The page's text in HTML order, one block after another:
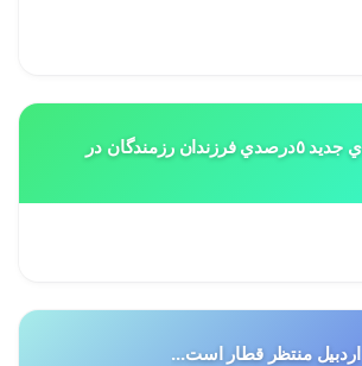
اعتراض به سهميه ي جديد ٥درصدي فرزندان رزمندگان در
اردبیل منتظر قطار است...